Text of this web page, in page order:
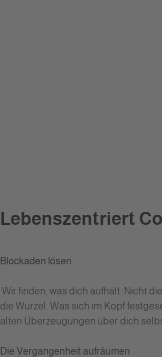
Lebenszentriert
Blockaden lösen
Wir finden, was dich aufhält. Nicht
die Wurzel. Was sich im Kopf
alten Überzeugungen über dich
Die Vergangenheit aufräumen